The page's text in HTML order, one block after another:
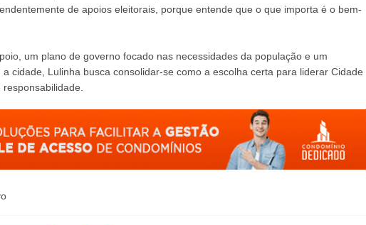
de apoios eleitorais, porque entende que o que importa é o bem-
um plano de governo focado nas necessidades da população e um
cidade, Lulinha busca consolidar-se como a escolha certa para liderar Cidade